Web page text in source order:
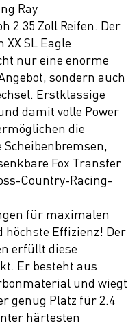
Ray
2.35 Zoll Reifen. Der
SL Eagle
nur eine enorme
sondern auch
Erstklassige
damit volle Power
die
Fox Transfer
Country-Racing-
für maximalen
höchste Effizienz! Der
erfüllt diese
Er besteht aus
und wiegt
genug Platz für 2.4
härtesten